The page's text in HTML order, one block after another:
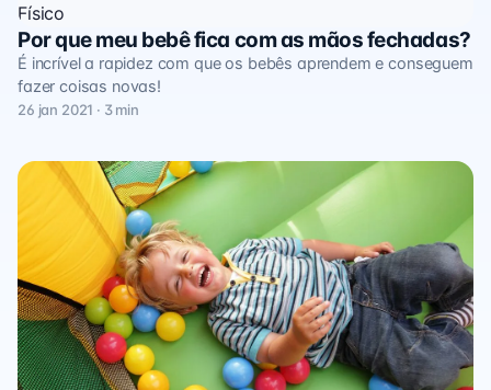
Físico
Por que meu bebê fica com as mãos fechadas?
É incrível a rapidez com que os bebês aprendem e conseguem
fazer coisas novas!
26 jan 2021 · 3 min